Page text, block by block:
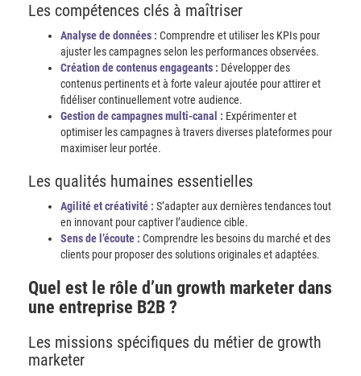
Les compétences clés à maîtriser
Analyse de données : Comprendre et utiliser les KPIs pour
ajuster les campagnes selon les performances observées.
Création de contenus engageants : Développer des
contenus pertinents et à forte valeur ajoutée pour attirer et
fidéliser continuellement votre audience.
Gestion de campagnes multi-canal : Expérimenter et
optimiser les campagnes à travers diverses plateformes pour
maximiser leur portée.
Les qualités humaines essentielles
Agilité et créativité : S’adapter aux dernières tendances tout
en innovant pour captiver l’audience cible.
Sens de l’écoute : Comprendre les besoins du marché et des
clients pour proposer des solutions originales et adaptées.
Quel est le rôle d’un growth marketer dans
une entreprise B2B ?
Les missions spécifiques du métier de growth
marketer